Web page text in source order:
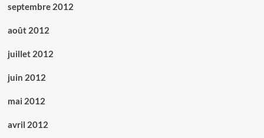
septembre 2012
août 2012
juillet 2012
juin 2012
mai 2012
avril 2012